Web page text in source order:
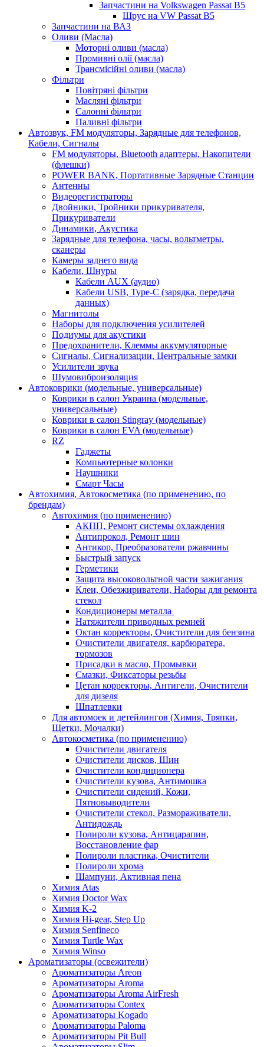
Запчастини на Volkswagen Passat B5
Шрус на VW Passat B5
Запчастини на ВАЗ
Оливи (Масла)
Моторні оливи (масла)
Промивні олії (масла)
Трансмісійні оливи (масла)
Фільтри
Повітряні фільтри
Масляні фільтри
Салонні фільтри
Паливні фільтри
Автозвук, FM модуляторы, Зарядные для телефонов,
Кабели, Сигналы
FM модуляторы, Bluetooth адаптеры, Накопители
(флешки)
POWER BANK, Портативные Зарядные Станции
Антенны
Видеорегистраторы
Двойники, Тройники прикуривателя,
Прикуриватели
Динамики, Акустика
Зарядные для телефона, часы, вольтметры,
сканеры
Камеры заднего вида
Кабели, Шнуры
Кабели AUX (аудио)
Кабели USB, Type-C (зарядка, передача
данных)
Магнитолы
Наборы для подключения усилителей
Подиумы для акустики
Предохранители, Клеммы аккумуляторные
Сигналы, Сигнализации, Центральные замки
Усилители звука
Шумовиброизоляция
Автоковрики (модельные, универсальные)
Коврики в салон Украина (модельные,
универсальные)
Коврики в салон Stingray (модельные)
Коврики в салон EVA (модельные)
RZ
Гаджеты
Компьютерные колонки
Наушники
Смарт Часы
Автохимия, Автокосметика (по применению, по
брендам)
Автохимия (по применению)
АКПП, Ремонт системы охлаждения
Антипрокол, Ремонт шин
Антикор, Преобразователи ржавчины
Быстрый запуск
Герметики
Защита высоковольтной части зажигания
Клеи, Обезжириватели, Наборы для ремонта
стекол
Кондиционеры металла
Натяжители приводных ремней
Октан корректоры, Очистители для бензина
Очистители двигателя, карбюратера,
тормозов
Присадки в масло, Промывки
Смазки, Фиксаторы резьбы
Цетан корректоры, Антигели, Очистители
для дизеля
Шпатлевки
Для автомоек и детейлингов (Химия, Тряпки,
Щетки, Мочалки)
Автокосметика (по применению)
Очистители двигателя
Очистители дисков, Шин
Очистители кондиционера
Очистители кузова, Антимошка
Очистители сидений, Кожи,
Пятновыводители
Очистители стекол, Размораживатели,
Антидождь
Полироли кузова, Антицарапин,
Восстановление фар
Полироли пластика, Очистители
Полироли хрома
Шампуни, Активная пена
Химия Atas
Химия Doctor Wax
Химия K-2
Химия Hi-gear, Step Up
Химия Senfineco
Химия Turtle Wax
Химия Winso
Ароматизаторы (освежители)
Ароматизаторы Areon
Ароматизаторы Aroma
Ароматизаторы Aroma AirFresh
Ароматизаторы Contex
Ароматизаторы Kogado
Ароматизаторы Paloma
Ароматизаторы Pit Bull